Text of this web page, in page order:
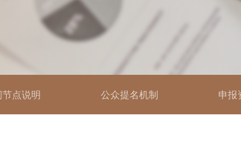
节点说明 公众提名机制 申报